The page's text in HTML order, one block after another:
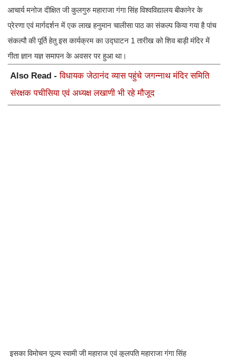
आचार्य मनोज दीक्षित जी कुलगुरु महाराजा गंगा सिंह विश्वविद्यालय बीकानेर के
प्रेरणा एवं मार्गदर्शन में एक लाख हनुमान चालीसा पाठ का संकल्प किया गया है पांच
संकल्पौ की पूर्ति हेतु इस कार्यक्रम का उद्घाटन 1 तारीख को शिव बाड़ी मंदिर में
गीता ज्ञान यज्ञ समापन के अवसर पर हुआ था।
Also Read -विधायक जेठानंद व्यास पहुंचे जगन्नाथ मंदिर समिति
संरक्षक पचीसिया एवं अध्यक्ष लखाणी भी रहे मौजूद
इसका विमोचन पूज्य स्वामी जी महाराज एवं कुलपति महाराजा गंगा सिंह